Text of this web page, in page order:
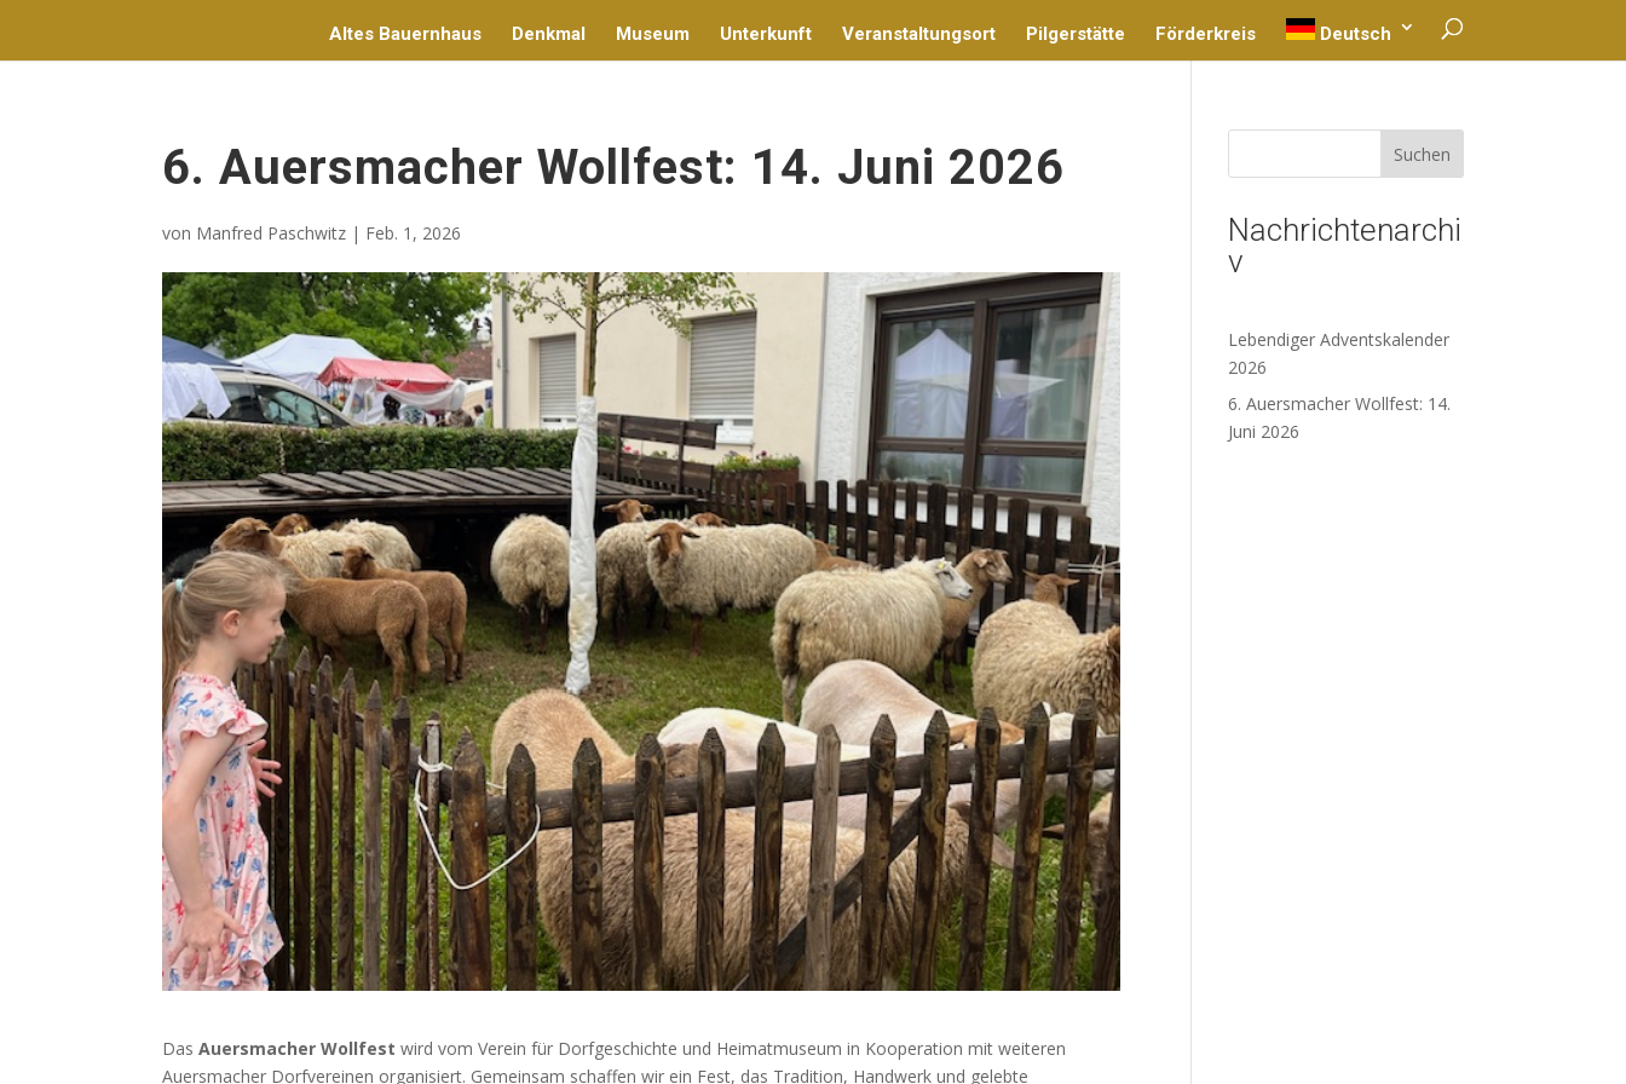
Altes Bauernhaus Denkmal Museum Unterkunft Veranstaltungsort Pilgerstätte Förderkreis Deutsch
6. Auersmacher Wollfest: 14. Juni 2026
von Manfred Paschwitz | Feb. 1, 2026
DasAuersmacher Wollfest wird vom Verein für Dorfgeschichte und Heimatmuseum in Kooperation mit weiteren
Auersmacher Dorfvereinen organisiert. Gemeinsam schaffen wir ein Fest, das Tradition, Handwerk und gelebte
Suchen
Nachrichtenarchi
v
Lebendiger Adventskalender
2026
6. Auersmacher Wollfest: 14.
Juni 2026